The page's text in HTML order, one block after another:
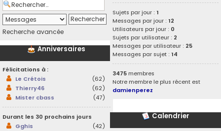
Recherche avancée
Anniversaires
Félicitations à :
Le Crétois
(62)
Thierry46
(62)
Mister cbass
(47)
Durant les 30 prochains jours
Gghis
(42)
Sujets par jour :1
Messages par jour :12
Utilisateurs par jour : 0
Sujets par utilisateur : 2
Messages par utilisateur : 25
Messages par sujet :14
3475 membres
Notre membre le plus récent est
damienperez
Calendrier